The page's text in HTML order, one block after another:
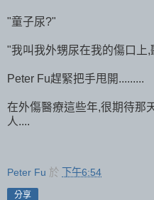
"童子尿?"
"我叫我外甥尿在我的傷口上
Peter Fu趕緊把手甩開.........
在外傷醫療這些年,很期待那
人....
Peter Fu 於 下午6:54
分享